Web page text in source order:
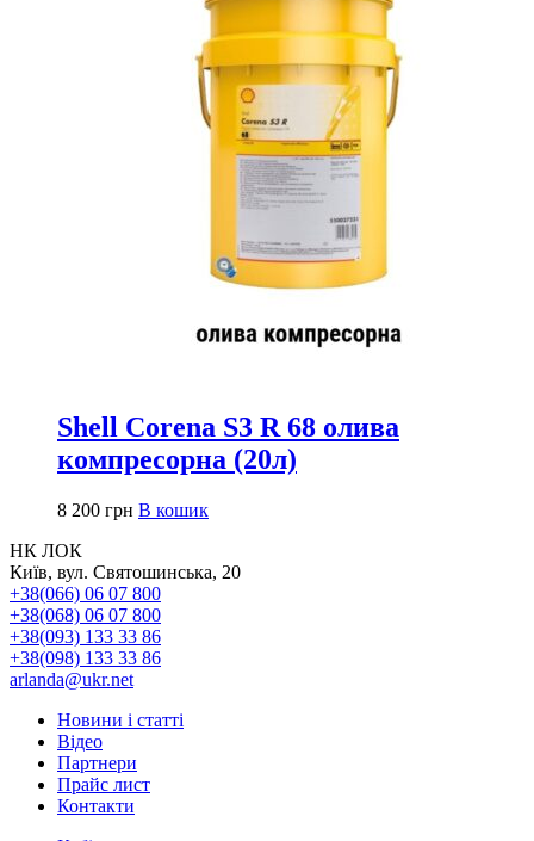
Shell Corena S3 R 68 олива
компресорна (20л)
8 200 грн В кошик
НК ЛОК
Київ, вул. Святошинська, 20
+38(066) 06 07 800
+38(068) 06 07 800
+38(093) 133 33 86
+38(098) 133 33 86
arlanda@ukr.net
Новини і статті
Відео
Партнери
Прайс лист
Контакти